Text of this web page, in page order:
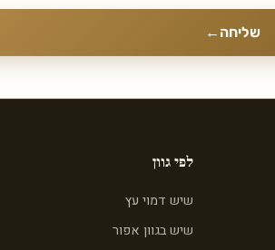
שליחה ←
לפי גוון
שיש דמוי עץ
שיש בגוון אפור